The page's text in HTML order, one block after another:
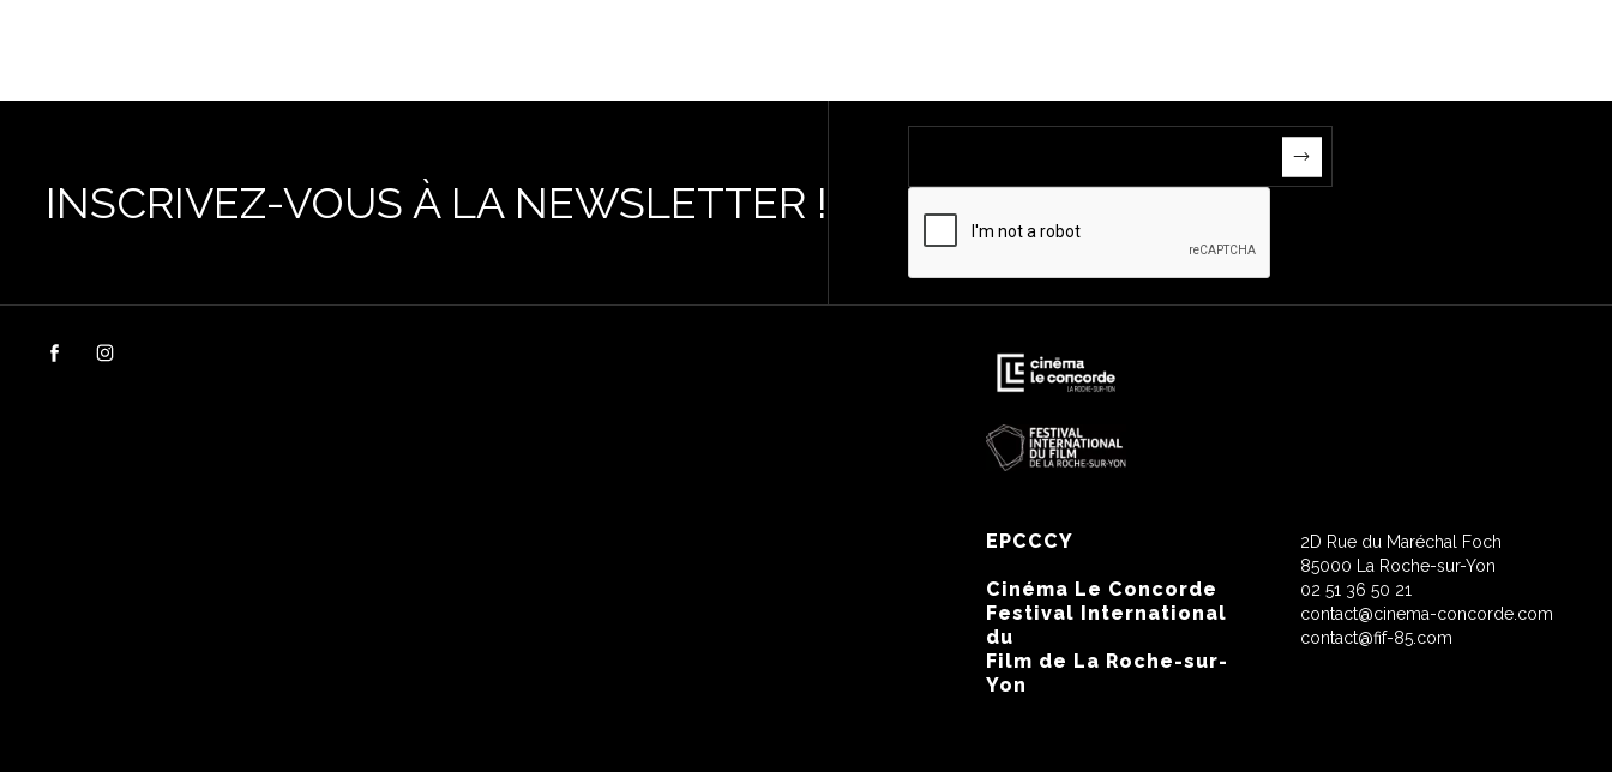
INSCRIVEZ-VOUS À LA NEWSLETTER !
EPCCCY
Cinéma Le Concorde
Festival International
du
Film de La Roche-sur-
Yon
2D Rue du Maréchal Foch
85000 La Roche-sur-Yon
02 51 36 50 21
contact@cinema-concorde.com
contact@fif-85.com